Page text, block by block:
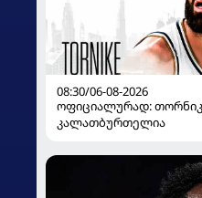
08:30/06-08-2026
ოფიციალურად:
კალათბურთელია